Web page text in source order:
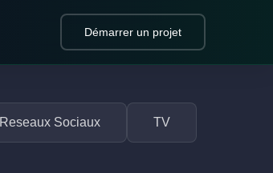
Démarrer un projet
Reseaux Sociaux TV